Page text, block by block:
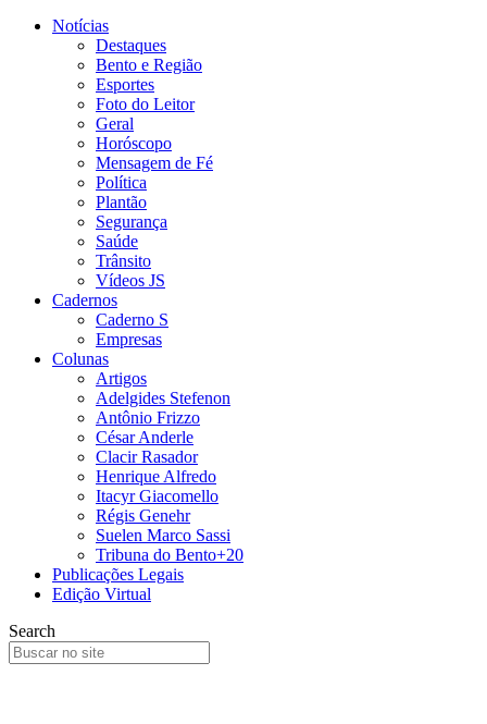
Notícias
Destaques
Bento e Região
Esportes
Foto do Leitor
Geral
Horóscopo
Mensagem de Fé
Política
Plantão
Segurança
Saúde
Trânsito
Vídeos JS
Cadernos
Caderno S
Empresas
Colunas
Artigos
Adelgides Stefenon
Antônio Frizzo
César Anderle
Clacir Rasador
Henrique Alfredo
Itacyr Giacomello
Régis Genehr
Suelen Marco Sassi
Tribuna do Bento+20
Publicações Legais
Edição Virtual
Search